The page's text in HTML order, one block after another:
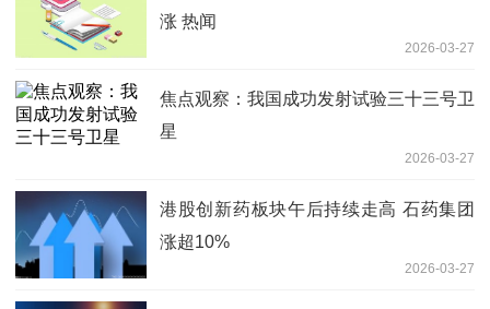
涨 热闻
2026-03-27
焦点观察：我国成功发射试验三十三号卫
星
2026-03-27
港股创新药板块午后持续走高 石药集团
涨超10%
2026-03-27